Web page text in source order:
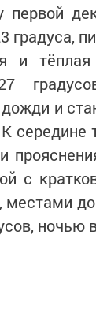
первой
градуса,
и
и
с
ночью